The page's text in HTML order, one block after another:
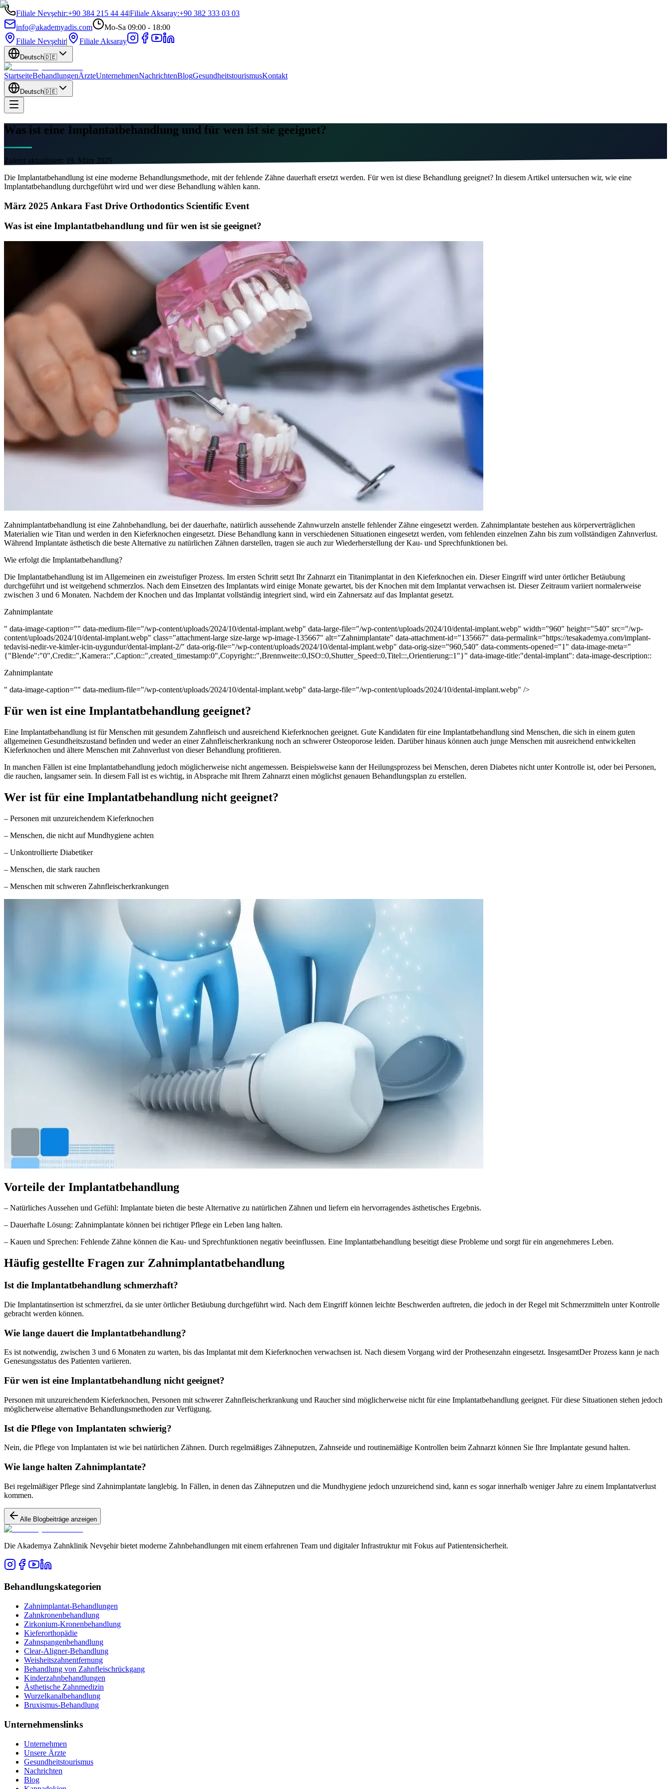
Filiale Nevşehir:+90 384 215 44 44|Filiale Aksaray:+90 382 333 03 03
info@akademyadis.com
Mo-Sa 09:00 - 18:00
Filiale Nevşehir| Filiale Aksaray
Deutsch🇩🇪
StartseiteBehandlungenÄrzteUnternehmenNachrichtenBlogGesundheitstourismusKontakt
Deutsch🇩🇪
Was ist eine Implantatbehandlung und für wen ist sie geeignet?
Zuletzt aktualisiert: 19. März 2025
Die Implantatbehandlung ist eine moderne Behandlungsmethode, mit der fehlende Zähne dauerhaft ersetzt werden. Für wen ist diese Behandlung geeignet? In diesem Artikel untersuchen wir, wie eine
Implantatbehandlung durchgeführt wird und wer diese Behandlung wählen kann.
März 2025 Ankara Fast Drive Orthodontics Scientific Event
Was ist eine Implantatbehandlung und für wen ist sie geeignet?
Zahnimplantatbehandlung ist eine Zahnbehandlung, bei der dauerhafte, natürlich aussehende Zahnwurzeln anstelle fehlender Zähne eingesetzt werden. Zahnimplantate bestehen aus körperverträglichen
Materialien wie Titan und werden in den Kieferknochen eingesetzt. Diese Behandlung kann in verschiedenen Situationen eingesetzt werden, vom fehlenden einzelnen Zahn bis zum vollständigen Zahnverlust.
Während Implantate ästhetisch die beste Alternative zu natürlichen Zähnen darstellen, tragen sie auch zur Wiederherstellung der Kau- und Sprechfunktionen bei.
Wie erfolgt die Implantatbehandlung?
Die Implantatbehandlung ist im Allgemeinen ein zweistufiger Prozess. Im ersten Schritt setzt Ihr Zahnarzt ein Titanimplantat in den Kieferknochen ein. Dieser Eingriff wird unter örtlicher Betäubung
durchgeführt und ist weitgehend schmerzlos. Nach dem Einsetzen des Implantats wird einige Monate gewartet, bis der Knochen mit dem Implantat verwachsen ist. Dieser Zeitraum variiert normalerweise
zwischen 3 und 6 Monaten. Nachdem der Knochen und das Implantat vollständig integriert sind, wird ein Zahnersatz auf das Implantat gesetzt.
Zahnimplantate
" data-image-caption="" data-medium-file="/wp-content/uploads/2024/10/dental-implant.webp" data-large-file="/wp-content/uploads/2024/10/dental-implant.webp" width="960" height="540" src="/wp-
content/uploads/2024/10/dental-implant.webp" class="attachment-large size-large wp-image-135667" alt="Zahnimplantate" data-attachment-id="135667" data-permalink="https://tesakademya.com/implant-
tedavisi-nedir-ve-kimler-icin-uygundur/dental-implant-2/" data-orig-file="/wp-content/uploads/2024/10/dental-implant.webp" data-orig-size="960,540" data-comments-opened="1" data-image-meta="
{"Blende":"0",Credit::",Kamera::",Caption::",created_timestamp:0",Copyright::",Brennweite::0,ISO::0,Shutter_Speed::0,Titel:::,Orientierung::1"}" data-image-title:"dental-implant": data-image-description::
Zahnimplantate
" data-image-caption="" data-medium-file="/wp-content/uploads/2024/10/dental-implant.webp" data-large-file="/wp-content/uploads/2024/10/dental-implant.webp" />
Für wen ist eine Implantatbehandlung geeignet?
Eine Implantatbehandlung ist für Menschen mit gesundem Zahnfleisch und ausreichend Kieferknochen geeignet. Gute Kandidaten für eine Implantatbehandlung sind Menschen, die sich in einem guten
allgemeinen Gesundheitszustand befinden und weder an einer Zahnfleischerkrankung noch an schwerer Osteoporose leiden. Darüber hinaus können auch junge Menschen mit ausreichend entwickelten
Kieferknochen und ältere Menschen mit Zahnverlust von dieser Behandlung profitieren.
In manchen Fällen ist eine Implantatbehandlung jedoch möglicherweise nicht angemessen. Beispielsweise kann der Heilungsprozess bei Menschen, deren Diabetes nicht unter Kontrolle ist, oder bei Personen,
die rauchen, langsamer sein. In diesem Fall ist es wichtig, in Absprache mit Ihrem Zahnarzt einen möglichst genauen Behandlungsplan zu erstellen.
Wer ist für eine Implantatbehandlung nicht geeignet?
– Personen mit unzureichendem Kieferknochen
– Menschen, die nicht auf Mundhygiene achten
– Unkontrollierte Diabetiker
– Menschen, die stark rauchen
– Menschen mit schweren Zahnfleischerkrankungen
Vorteile der Implantatbehandlung
– Natürliches Aussehen und Gefühl: Implantate bieten die beste Alternative zu natürlichen Zähnen und liefern ein hervorragendes ästhetisches Ergebnis.
– Dauerhafte Lösung: Zahnimplantate können bei richtiger Pflege ein Leben lang halten.
– Kauen und Sprechen: Fehlende Zähne können die Kau- und Sprechfunktionen negativ beeinflussen. Eine Implantatbehandlung beseitigt diese Probleme und sorgt für ein angenehmeres Leben.
Häufig gestellte Fragen zur Zahnimplantatbehandlung
Ist die Implantatbehandlung schmerzhaft?
Die Implantatinsertion ist schmerzfrei, da sie unter örtlicher Betäubung durchgeführt wird. Nach dem Eingriff können leichte Beschwerden auftreten, die jedoch in der Regel mit Schmerzmitteln unter Kontrolle
gebracht werden können.
Wie lange dauert die Implantatbehandlung?
Es ist notwendig, zwischen 3 und 6 Monaten zu warten, bis das Implantat mit dem Kieferknochen verwachsen ist. Nach diesem Vorgang wird der Prothesenzahn eingesetzt. InsgesamtDer Prozess kann je nach
Genesungsstatus des Patienten variieren.
Für wen ist eine Implantatbehandlung nicht geeignet?
Personen mit unzureichendem Kieferknochen, Personen mit schwerer Zahnfleischerkrankung und Raucher sind möglicherweise nicht für eine Implantatbehandlung geeignet. Für diese Situationen stehen jedoch
möglicherweise alternative Behandlungsmethoden zur Verfügung.
Ist die Pflege von Implantaten schwierig?
Nein, die Pflege von Implantaten ist wie bei natürlichen Zähnen. Durch regelmäßiges Zähneputzen, Zahnseide und routinemäßige Kontrollen beim Zahnarzt können Sie Ihre Implantate gesund halten.
Wie lange halten Zahnimplantate?
Bei regelmäßiger Pflege sind Zahnimplantate langlebig. In Fällen, in denen das Zähneputzen und die Mundhygiene jedoch unzureichend sind, kann es sogar innerhalb weniger Jahre zu einem Implantatverlust
kommen.
Alle Blogbeiträge anzeigen
Die Akademya Zahnklinik Nevşehir bietet moderne Zahnbehandlungen mit einem erfahrenen Team und digitaler Infrastruktur mit Fokus auf Patientensicherheit.
Behandlungskategorien
Zahnimplantat-Behandlungen
Zahnkronenbehandlung
Zirkonium-Kronenbehandlung
Kieferorthopädie
Zahnspangenbehandlung
Clear-Aligner-Behandlung
Weisheitszahnentfernung
Behandlung von Zahnfleischrückgang
Kinderzahnbehandlungen
Ästhetische Zahnmedizin
Wurzelkanalbehandlung
Bruxismus-Behandlung
Unternehmenslinks
Unternehmen
Unsere Ärzte
Gesundheitstourismus
Nachrichten
Blog